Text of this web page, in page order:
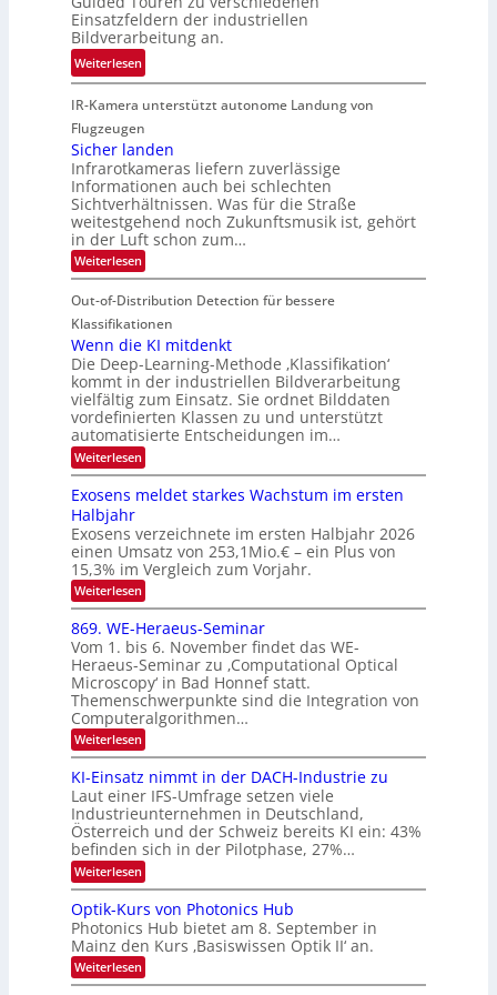
h
e
n
4
K
-
M
e
m
s
u
n
d
M
a
n
t
i
S
p
e
c
t
r
e
M
ö
g
l
i
c
h
k
e
i
t
e
k
k
e
h
d
e
r
i
n
V
I
S
I
O
N
T
e
c
h
T
a
l
k
Einsatzfeldern der industriellen
Bildverarbeitung an.
Weiterlesen:
G
u
i
d
e
d
T
o
u
r
u
d
e
r
V
S
O
N
2
0
2
6
IR-Kamera unterstützt autonome Landung von
Flugzeugen
Sicher landen
Infrarotkameras liefern zuverlässige
Informationen auch bei schlechten
Sichtverhältnissen. Was für die Straße
weitestgehend noch Zukunftsmusik ist, gehört
in der Luft schon zum…
Weiterlesen:
S
c
h
l
a
n
d
e
n
Out-of-Distribution Detection für bessere
Klassifikationen
Wenn die KI mitdenkt
Die Deep-Learning-Methode ‚Klassifikation‘
kommt in der industriellen Bildverarbeitung
vielfältig zum Einsatz. Sie ordnet Bilddaten
vordefinierten Klassen zu und unterstützt
automatisierte Entscheidungen im…
Weiterlesen:
W
n
d
i
e
K
I
m
i
t
d
e
n
k
t
Exosens meldet starkes Wachstum im ersten
Halbjahr
Exosens verzeichnete im ersten Halbjahr 2026
einen Umsatz von 253,1Mio.€ – ein Plus von
15,3% im Vergleich zum Vorjahr.
Weiterlesen:
E
x
o
s
e
n
s
m
e
l
d
e
t
s
t
a
r
k
e
W
a
c
h
s
869. WE-Heraeus-Seminar
Vom 1. bis 6. November findet das WE-
Heraeus-Seminar zu ‚Computational Optical
Microscopy‘ in Bad Honnef statt.
Themenschwerpunkte sind die Integration von
Computeralgorithmen…
Weiterlesen:
8
9
.
W
E
-
H
e
r
a
e
u
s
-
S
KI-Einsatz nimmt in der DACH-Industrie zu
Laut einer IFS-Umfrage setzen viele
Industrieunternehmen in Deutschland,
Österreich und der Schweiz bereits KI ein: 43%
befinden sich in der Pilotphase, 27%…
Weiterlesen:
K
-
E
i
n
s
Optik-Kurs von Photonics Hub
Photonics Hub bietet am 8. September in
Mainz den Kurs ‚Basiswissen Optik II‘ an.
Weiterlesen:
O